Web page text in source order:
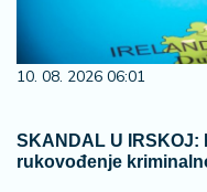
10. 08. 2026 06:01
SKANDAL U IRSKOJ:
rukovođenje